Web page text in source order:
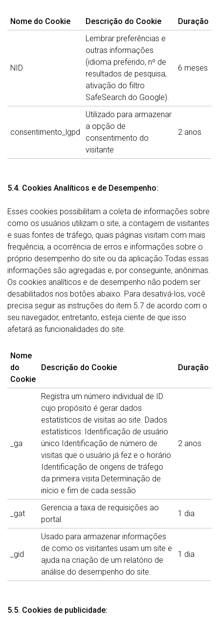
Nome do Cookie Descrição do Cookie Duração
NID
Lembrar preferências e
outras informações
(idioma preferido, nº de
resultados de pesquisa,
ativação do filtro
SafeSearch do Google).
6 meses
consentimento_lgpd
Utilizado para armazenar
a opção de
consentimento do
visitante
2 anos
5.4. Cookies Analíticos e de Desempenho:
Esses cookies possibilitam a coleta de informações sobre
como os usuários utilizam o site, a contagem de visitantes
e suas fontes de tráfego, quais páginas visitam com mais
frequência, a ocorrência de erros e informações sobre o
próprio desempenho do site ou da aplicação.Todas essas
informações são agregadas e, por conseguinte, anônimas.
Os cookies analíticos e de desempenho não podem ser
desabilitados nos botões abaixo. Para desativá-los, você
precisa seguir as instruções do item 5.7 de acordo com o
seu navegador, entretanto, esteja ciente de que isso
afetará as funcionalidades do site.
Nome
do
Cookie
Descrição do Cookie Duração
_ga
Registra um número individual de ID
cujo propósito é gerar dados
estatísticos de visitas ao site. Dados
estatísticos: Identificação de usuário
único Identificação de número de
visitas que o usuário já fez e o horário
Identificação de origens de tráfego
da primeira visita Determinação de
início e fim de cada sessão
2 anos
_gat
Gerencia a taxa de requisições ao
portal.
1 dia
_gid
Usado para armazenar informações
de como os visitantes usam um site e
ajuda na criação de um relatório de
análise do desempenho do site.
1 dia
5.5. Cookies de publicidade: